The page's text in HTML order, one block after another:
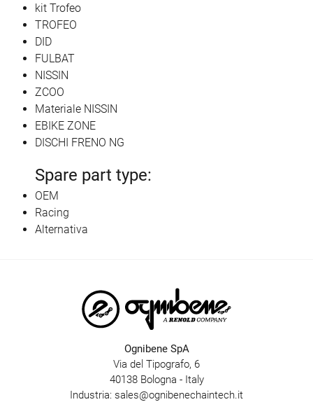
kit Trofeo
TROFEO
DID
FULBAT
NISSIN
ZCOO
Materiale NISSIN
EBIKE ZONE
DISCHI FRENO NG
Spare part type:
OEM
Racing
Alternativa
Ognibene SpA
Via del Tipografo, 6
40138 Bologna - Italy
Industria: sales@ognibenechaintech.it